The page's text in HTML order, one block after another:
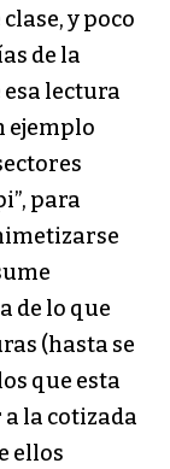
y poco
de la
lectura
ejemplo
para
de lo que
(hasta se
que esta
la cotizada
ellos